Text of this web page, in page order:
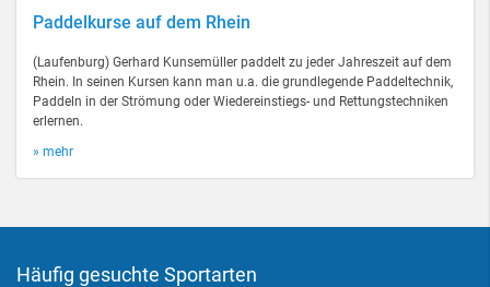
Paddelkurse auf dem Rhein
(Laufenburg) Gerhard Kunsemüller paddelt zu jeder Jahreszeit auf dem
Rhein. In seinen Kursen kann man u.a. die grundlegende Paddeltechnik,
Paddeln in der Strömung oder Wiedereinstiegs- und Rettungstechniken
erlernen.
» mehr
Häufig gesuchte Sportarten